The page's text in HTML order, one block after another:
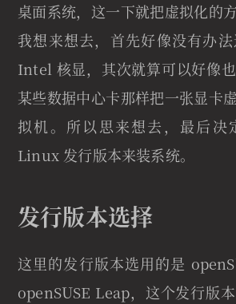
桌面系统，这一下就把虚拟化的
我想来想去，首先好像没有办
Intel 核显，其次就算可以好像
某些数据中心卡那样把一张显卡
拟机。所以思来想去，最后决
Linux 发行版本来装系统。
发行版本选择
这里的发行版本选用的是
openSUSE Leap，这个发行版本